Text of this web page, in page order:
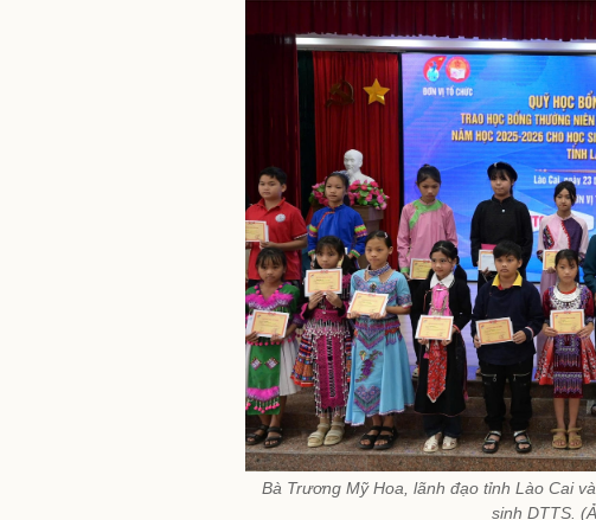
Bà Trương Mỹ Hoa, lãnh đạo tỉnh Lào Cai
sinh DTTS.